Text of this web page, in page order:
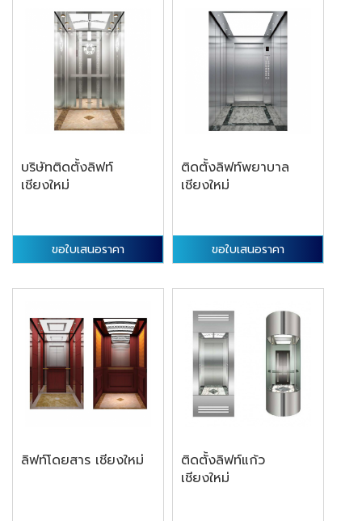
บริษัทติดตั้งลิฟท์
เชียงใหม่
ขอใบเสนอราคา
ติดตั้งลิฟท์พยาบาล
เชียงใหม่
ขอใบเสนอราคา
ลิฟท์โดยสาร เชียงใหม่
ติดตั้งลิฟท์แก้ว
เชียงใหม่